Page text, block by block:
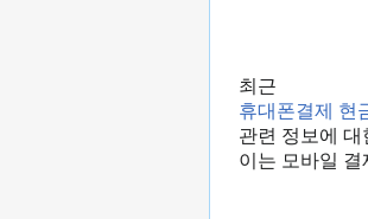
최근
휴대폰결제 현
관련 정보에
이는 모바일